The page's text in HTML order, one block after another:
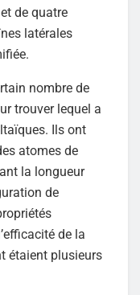
de quatre
latérales
nombre de
trouver lequel a
Ils ont
atomes de
la longueur
de
de la
étaient plusieurs